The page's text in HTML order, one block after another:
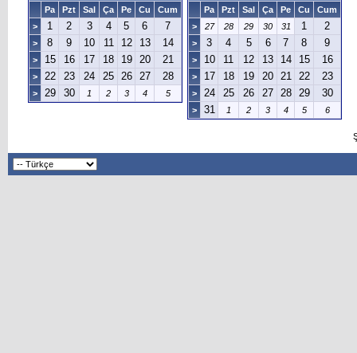
Pa Pzt Sal Ça Pe Cu
Cum
>
1 2 3 4 5 6 7
> 8 9 10 11 12 13 14
> 15 16 17 18 19 20 21
> 22 23 24 25 26 27 28
> 29 30 1 2 3 4 5
Pa Pzt Sal Ça Pe Cu
Cum
>
27 28 29 30 31 1 2
> 3 4 5 6 7 8 9
> 10 11 12 13 14 15 16
> 17 18 19 20 21 22 23
> 24 25 26 27 28 29 30
> 31 1 2 3 4 5 6